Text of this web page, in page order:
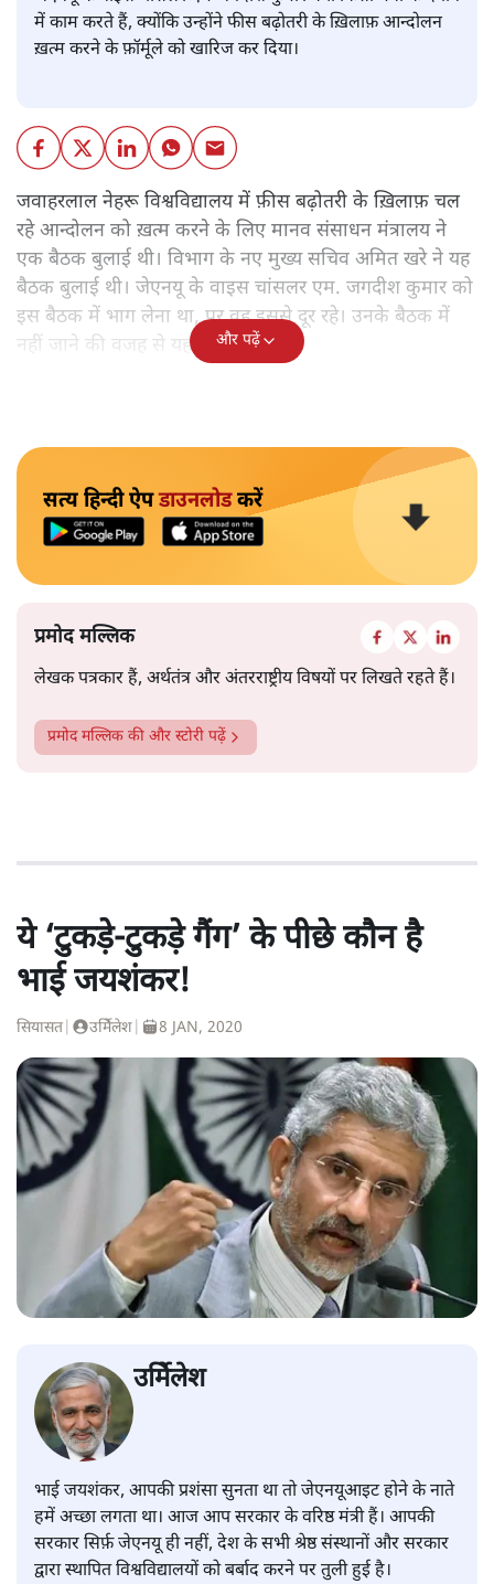
में काम करते हैं, क्योंकि उन्होंने फीस बढ़ोतरी के ख़िलाफ़ आन्दोलन
ख़त्म करने के फ़ॉर्मूले को खारिज कर दिया।
जवाहरलाल नेहरू विश्वविद्यालय में फ़ीस बढ़ोतरी के ख़िलाफ़ चल
रहे आन्दोलन को ख़त्म करने के लिए मानव संसाधन मंत्रालय ने
एक बैठक बुलाई थी। विभाग के नए मुख्य सचिव अमित खरे ने यह
बैठक बुलाई थी। जेएनयू के वाइस चांसलर एम. जगदीश कुमार को
इस बैठक में भाग लेना था, पर वह इससे दूर रहे। उनके बैठक में
नहीं जाने की वजह से यह बेनतीजा रहा।
और पढ़ें
सत्य हिन्दी ऐपडाउनलोडकरें
प्रमोद मल्लिक
लेखक पत्रकार हैं, अर्थतंत्र और अंतरराष्ट्रीय विषयों पर लिखते रहते हैं।
प्रमोद मल्लिक की और स्टोरी पढ़ें
ये ‘टुकड़े-टुकड़े गैंग’ के पीछे कौन है
भाई जयशंकर!
सियासत उर्मिेलेश 8 JAN, 2020
उर्मिेलेश
भाई जयशंकर, आपकी प्रशंसा सुनता था तो जेएनयूआइट होने के नाते
हमें अच्छा लगता था। आज आप सरकार के वरिष्ठ मंत्री हैं। आपकी
सरकार सिर्फ़ जेएनयू ही नहीं, देश के सभी श्रेष्ठ संस्थानों और सरकार
द्वारा स्थापित विश्वविद्यालयों को बर्बाद करने पर तुली हुई है।